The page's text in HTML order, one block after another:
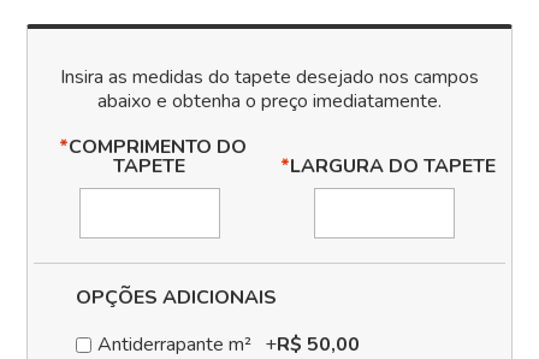
*COMPRIMENTO DO
TAPETE *LARGURA DO TAPETE
OPÇÕES ADICIONAIS
Antiderrapante m² +R$ 50,00